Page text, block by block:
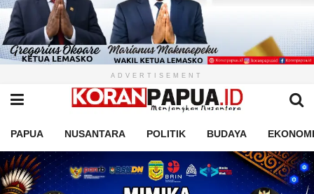
ADVERTISEMENT
PAPUA NUSANTARA POLITIK BUDAYA EKONOMI